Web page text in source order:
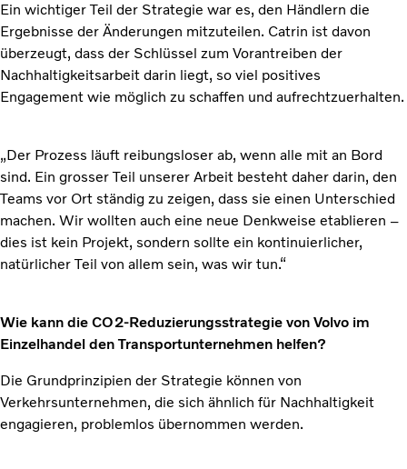
Ein wichtiger Teil der Strategie war es, den Händlern die
Ergebnisse der Änderungen mitzuteilen. Catrin ist davon
überzeugt, dass der Schlüssel zum Vorantreiben der
Nachhaltigkeitsarbeit darin liegt, so viel positives
Engagement wie möglich zu schaffen und aufrechtzuerhalten.
„Der Prozess läuft reibungsloser ab, wenn alle mit an Bord
sind. Ein grosser Teil unserer Arbeit besteht daher darin, den
Teams vor Ort ständig zu zeigen, dass sie einen Unterschied
machen. Wir wollten auch eine neue Denkweise etablieren –
dies ist kein Projekt, sondern sollte ein kontinuierlicher,
natürlicher Teil von allem sein, was wir tun.“
Wie kann die CO2-Reduzierungsstrategie von Volvo im
Einzelhandel den Transportunternehmen helfen?
Die Grundprinzipien der Strategie können von
Verkehrsunternehmen, die sich ähnlich für Nachhaltigkeit
engagieren, problemlos übernommen werden.